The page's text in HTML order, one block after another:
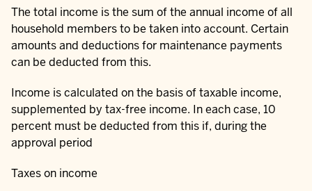
The total income is the sum of the annual income of all
household members to be taken into account. Certain
amounts and deductions for maintenance payments
can be deducted from this.
Income is calculated on the basis of taxable income,
supplemented by tax-free income. In each case, 10
percent must be deducted from this if, during the
approval period
Taxes on income